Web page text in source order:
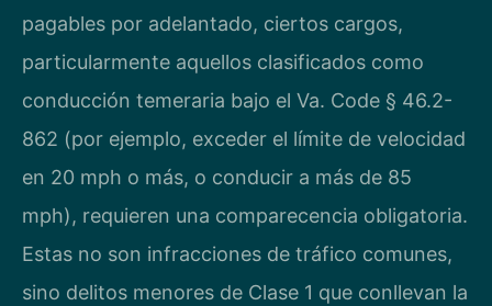
pagables por adelantado, ciertos cargos,
particularmente aquellos clasificados como
conducción temeraria bajo el Va. Code § 46.2-
862 (por ejemplo, exceder el límite de velocidad
en 20 mph o más, o conducir a más de 85
mph), requieren una comparecencia obligatoria.
Estas no son infracciones de tráfico comunes,
sino delitos menores de Clase 1 que conllevan la